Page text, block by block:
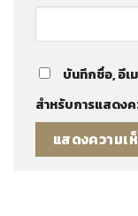
บันทึกชื่อ, อีเ
สำหรับการแสดง